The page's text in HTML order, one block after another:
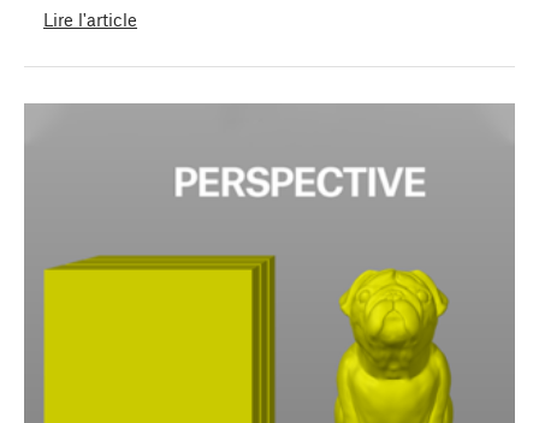
Lire l'article